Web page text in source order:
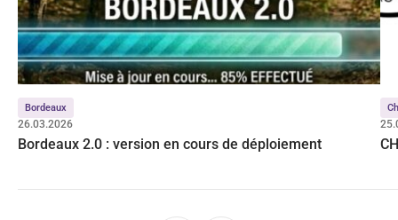
Bordeaux
26.03.2026
Bordeaux 2.0 : version en cours de déploiement